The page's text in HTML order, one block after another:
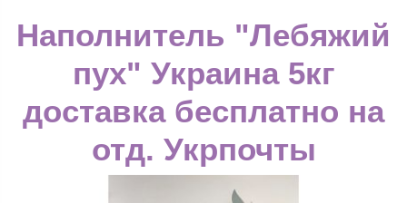
Наполнитель "Лебяжий
пух" Украина 5кг
доставка бесплатно на
отд. Укрпочты